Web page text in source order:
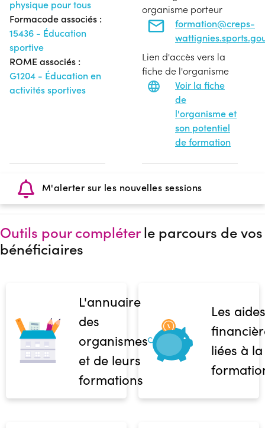
physique pour tous
Formacode associés :
15436 - Éducation
sportive
ROME associés :
G1204 - Éducation en
activités sportives
organisme porteur
formation@creps-
Lien d'accès vers la
fiche de l'organisme
Voir la fiche
de
l'organisme et
son potentiel
de formation
M'alerter sur les nouvelles sessions
Outils pour compléterle parcours de vos
bénéficiaires
L'annuaire
des
organismes
et de leurs
formations
Les aides
liées à la